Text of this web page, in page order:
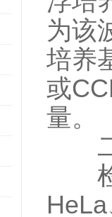
为该
培养
或
量。
二
检